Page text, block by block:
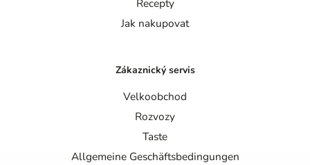
Recepty
Jak nakupovat
Zákaznický servis
Velkoobchod
Rozvozy
Taste
Allgemeine Geschäftsbedingungen